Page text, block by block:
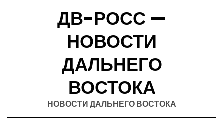
ДВ-РОСС —
НОВОСТИ
ДАЛЬНЕГО
ВОСТОКА
НОВОСТИ ДАЛЬНЕГО ВОСТОКА